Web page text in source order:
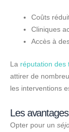
Coûts
Cliniques
Accès à
La réputation des
attirer de
les interventions
Les
Opter pour un